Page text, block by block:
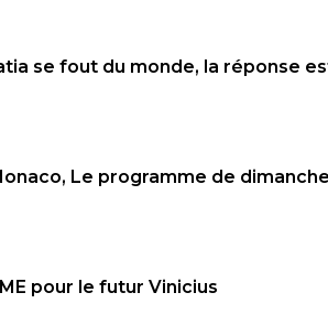
se fout du monde, la réponse
Le programme de
pour le futur Vinicius